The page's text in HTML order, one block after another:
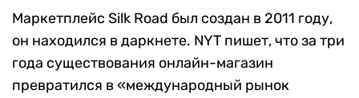
Маркетплейс Silk Road был создан в 2011 году,
он находился в даркнете. NYT пишет, что за три
года существования онлайн-магазин
превратился в «международный рынок